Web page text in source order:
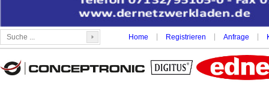
Home Registrieren Anfrage